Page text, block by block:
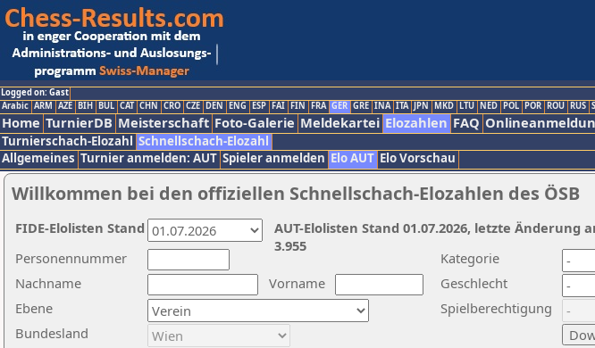
Logged on: Gast
Arabic ARM AZE BIH BUL CAT CHN CRO CZE DEN ENG ESP FAI FIN FRA GER GRE INA ITA JPN MKD LTU NED POL POR ROU RUS
Home TurnierDB Meisterschaft Foto-Galerie Meldekartei Elozahlen FAQ
Turnierschach-Elozahl Schnellschach-Elozahl
Allgemeines Turnier anmelden: AUT Spieler anmelden Elo AUT Elo Vorschau
Willkommen bei den offiziellen Schnellschach-Elozahlen des ÖSB
Nachname
Vorname
Ebene
Kategorie
Personennummer
Bundesland
Geschlecht
Spielberechtigung
AUT-Elolisten Stand 01.07.2026, letzte Änderung
3.955
FIDE-Elolisten Stand